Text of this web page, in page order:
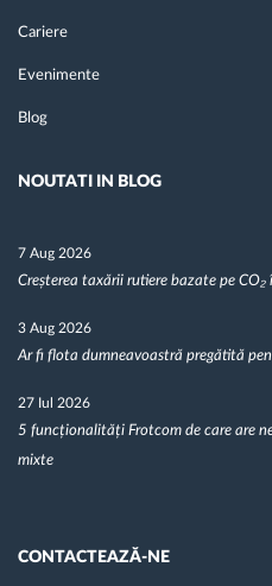
Cariere
Evenimente
Blog
NOUTATI IN BLOG
7 Aug 2026
Creșterea taxării rutiere bazate pe CO₂
3 Aug 2026
Ar fi flota dumneavoastră pregătită
27 Iul 2026
5 funcționalități Frotcom de care are
mixte
CONTACTEAZĂ-NE